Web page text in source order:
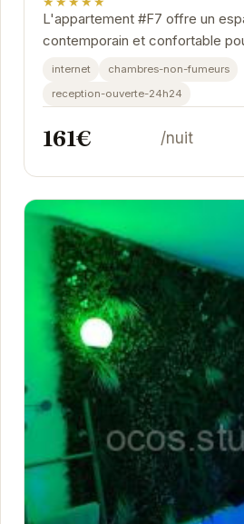
L'appartement #F7 offre un
contemporain et confortable
Idéalement situé à Grenoble, il
internet
chambres-non-fumeurs
reception-ouverte-24h24
161€ /nuit